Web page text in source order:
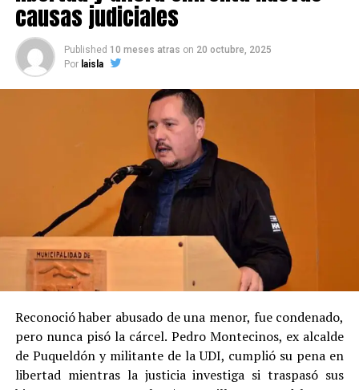
causas judiciales
Published 10 meses atras on 20 octubre, 2025
Por laisla
Reconoció haber abusado de una menor, fue condenado,
pero nunca pisó la cárcel. Pedro Montecinos, ex alcalde
de Puqueldón y militante de la UDI, cumplió su pena en
libertad mientras la justicia investiga si traspasó sus